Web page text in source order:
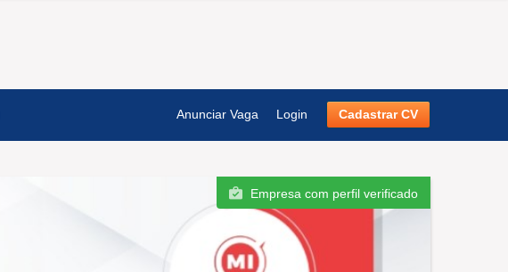
Anunciar Vaga Login Cadastrar CV
Empresa com perfil verificado